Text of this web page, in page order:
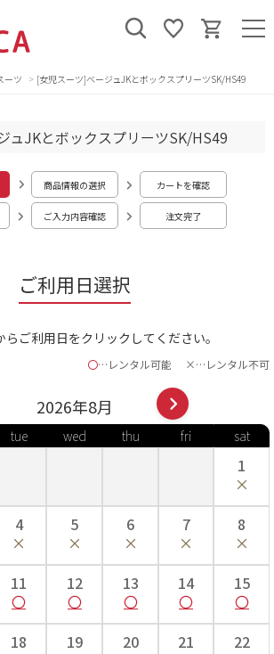
ーツ [女児スーツ]ベージュJKとボックスプリーツSK/HS49
ご利用日選択
ュJKとボックスプリーツSK/HS49
商品情報の選択 カートを確認
ご入力内容確認 注文完了
らご利用日をクリックしてください。
〇…レンタル可能 ×…レンタル不可
2026年8月
tue wed thu fri sat
1
4 5 6 7 8
11 12 13 14 15
18 19 20 21 22